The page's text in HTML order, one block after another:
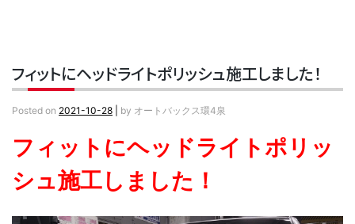
フィットにヘッドライトポリッシュ施工しました！
Posted on 2021-10-28 by オートバックス環4泉
フィットにヘッドライトポリッ
シュ施工しました！